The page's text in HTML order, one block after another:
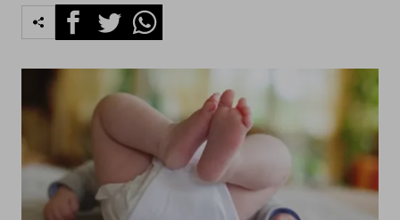
FacebookTwitterWhatsapp